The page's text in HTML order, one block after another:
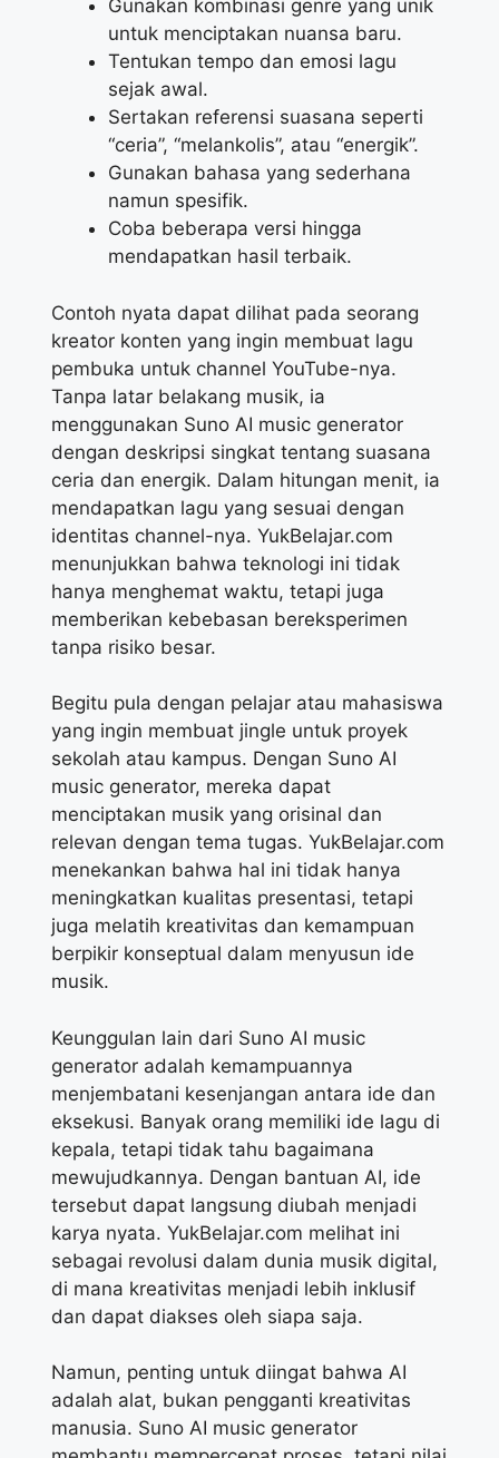
Gunakan kombinasi genre yang unik
untuk menciptakan nuansa baru.
Tentukan tempo dan emosi lagu
sejak awal.
Sertakan referensi suasana seperti
“ceria”, “melankolis”, atau “energik”.
Gunakan bahasa yang sederhana
namun spesifik.
Coba beberapa versi hingga
mendapatkan hasil terbaik.
Contoh nyata dapat dilihat pada seorang
kreator konten yang ingin membuat lagu
pembuka untuk channel YouTube-nya.
Tanpa latar belakang musik, ia
menggunakan Suno AI music generator
dengan deskripsi singkat tentang suasana
ceria dan energik. Dalam hitungan menit, ia
mendapatkan lagu yang sesuai dengan
identitas channel-nya. YukBelajar.com
menunjukkan bahwa teknologi ini tidak
hanya menghemat waktu, tetapi juga
memberikan kebebasan bereksperimen
tanpa risiko besar.
Begitu pula dengan pelajar atau mahasiswa
yang ingin membuat jingle untuk proyek
sekolah atau kampus. Dengan Suno AI
music generator, mereka dapat
menciptakan musik yang orisinal dan
relevan dengan tema tugas. YukBelajar.com
menekankan bahwa hal ini tidak hanya
meningkatkan kualitas presentasi, tetapi
juga melatih kreativitas dan kemampuan
berpikir konseptual dalam menyusun ide
musik.
Keunggulan lain dari Suno AI music
generator adalah kemampuannya
menjembatani kesenjangan antara ide dan
eksekusi. Banyak orang memiliki ide lagu di
kepala, tetapi tidak tahu bagaimana
mewujudkannya. Dengan bantuan AI, ide
tersebut dapat langsung diubah menjadi
karya nyata. YukBelajar.com melihat ini
sebagai revolusi dalam dunia musik digital,
di mana kreativitas menjadi lebih inklusif
dan dapat diakses oleh siapa saja.
Namun, penting untuk diingat bahwa AI
adalah alat, bukan pengganti kreativitas
manusia. Suno AI music generator